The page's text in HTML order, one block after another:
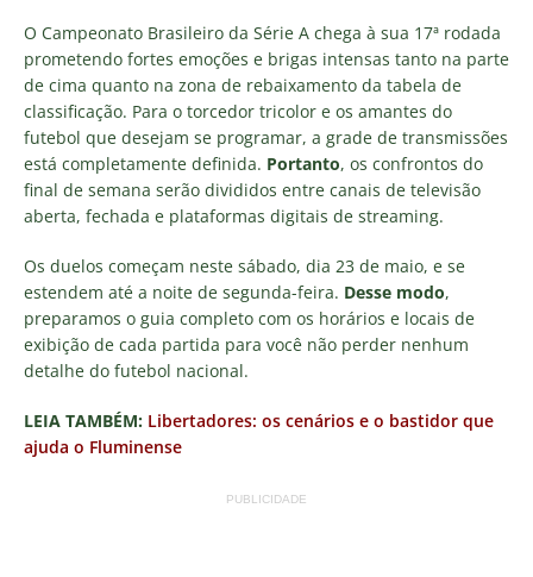
O Campeonato Brasileiro da Série A chega à sua 17ª rodada
prometendo fortes emoções e brigas intensas tanto na parte
de cima quanto na zona de rebaixamento da tabela de
classificação. Para o torcedor tricolor e os amantes do
futebol que desejam se programar, a grade de transmissões
está completamente definida. Portanto, os confrontos do
final de semana serão divididos entre canais de televisão
aberta, fechada e plataformas digitais de streaming.
Os duelos começam neste sábado, dia 23 de maio, e se
estendem até a noite de segunda-feira. Desse modo,
preparamos o guia completo com os horários e locais de
exibição de cada partida para você não perder nenhum
detalhe do futebol nacional.
LEIA TAMBÉM: Libertadores: os cenários e o bastidor que
ajuda o Fluminense
PUBLICIDADE